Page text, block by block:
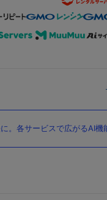
。各サービスで広がるAI機